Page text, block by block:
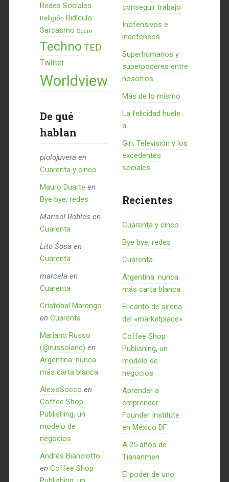
Redes Sociales
Religión Ridículo
Sarcasmo Spam
Techno TED
Twitter
Worldview
De qué
hablan
piolojuvera en
Cuarenta y cinco
Mauro Duarte en
Bye bye, redes
Marisol Robles en
Cuarenta
Lito Sosa en
Cuarenta
marcela en
Cuarenta
Cristóbal Marengo
en Cuarenta
Mariano Russo
(@russoland) en
Argentina: nunca
más carta blanca
AlexisSocco en
Coffee Shop
Publishing, un
modelo de
negocios
Andrés Bianciotto
en Coffee Shop
conseguir trabajo
Inofensivos e
indefensos
Superhumanos y
superpoderes entre
nosotros
Más de lo mismo
La felicidad huele
a...
Gin, Televisión y los
excedentes
sociales
Recientes
Cuarenta y cinco
Bye bye, redes
Cuarenta
Argentina: nunca
más carta blanca
El canto de sirena
del «marketplace»
Coffee Shop
Publishing, un
modelo de
negocios
Aprender a
emprender:
Founder Institute
en México DF
A 25 años de
Tiananmen
El poder de uno